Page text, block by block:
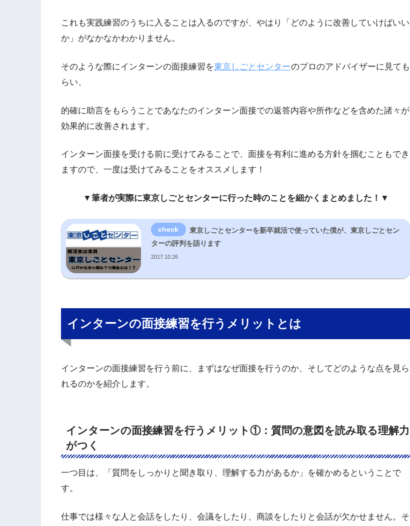
これも実践練習のうちに入ることは入るのですが、やはり「どのように改善していけばいい
か」がなかなかわかりません。
そのような際にインターンの面接練習を東京しごとセンターのプロのアドバイザーに見ても
らい、
的確に助言をもらうことであなたのインターン面接での返答内容や所作などを含めた諸々が
効果的に改善されます。
インターン面接を受ける前に受けてみることで、面接を有利に進める方針を掴むこともでき
ますので、一度は受けてみることをオススメします！
▼筆者が実際に東京しごとセンターに行った時のことを細かくまとめました！▼
東京しごとセンターを新卒就活で使っていた僕が、東京しごとセン
ターの評判を語ります
2017.10.26
インターンの面接練習を行うメリットとは
インターンの面接練習を行う前に、まずはなぜ面接を行うのか、そしてどのような点を見ら
れるのかを紹介します。
インターンの面接練習を行うメリット①：質問の意図を読み取る理解力
がつく
一つ目は、「質問をしっかりと聞き取り、理解する力があるか」を確かめるということで
す。
仕事では様々な人と会話をしたり、会議をしたり、商談をしたりと会話が欠かせません。そ